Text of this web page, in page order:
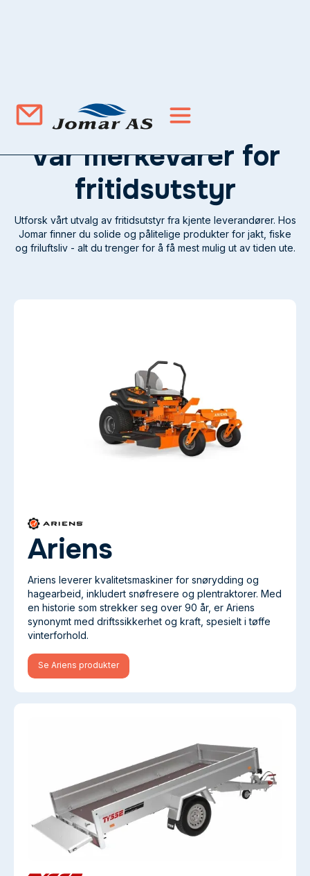
Vår merkevarer for
fritidsutstyr
Utforsk vårt utvalg av fritidsutstyr fra kjente leverandører. Hos
Jomar finner du solide og pålitelige produkter for jakt, fiske
og friluftsliv - alt du trenger for å få mest mulig ut av tiden ute.
Ariens
Ariens leverer kvalitetsmaskiner for snørydding og
hagearbeid, inkludert snøfresere og plentraktorer. Med
en historie som strekker seg over 90 år, er Ariens
synonymt med driftssikkerhet og kraft, spesielt i tøffe
vinterforhold.
Se Ariens produkter